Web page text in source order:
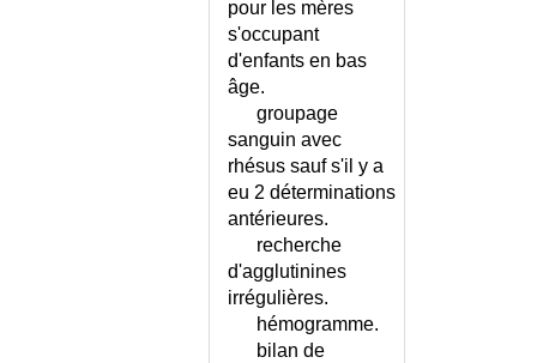
CHIRURGIE ESTHETIQUE ET
CHLAMYDIASE GENITALE
CHLAMYDIASE GENITALE
CHOC - QUEL ETAT DE CHOC ?
CHOC ANAPHYLACTIQUE
CHOC CARDIOGENIQUE
CHOC HYPOVOLEMIQUE
pour les mères
s'occupant
d'enfants en bas
âge.
groupage
sanguin avec
rhésus sauf s'il y a
eu 2 déterminations
antérieures.
recherche
d'agglutinines
irrégulières.
hémogramme.
bilan de